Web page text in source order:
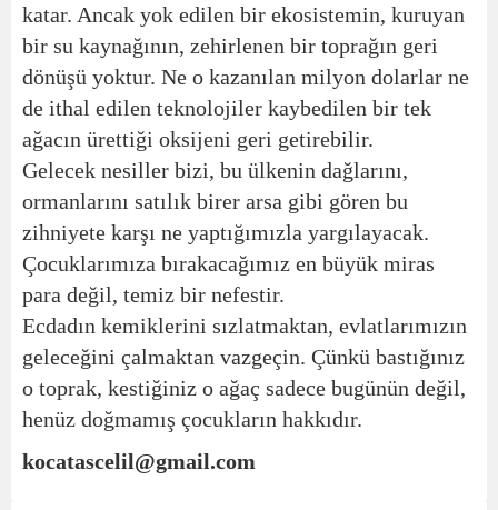
katar. Ancak yok edilen bir ekosistemin, kuruyan
bir su kaynağının, zehirlenen bir toprağın geri
dönüşü yoktur. Ne o kazanılan milyon dolarlar ne
de ithal edilen teknolojiler kaybedilen bir tek
ağacın ürettiği oksijeni geri getirebilir.
Gelecek nesiller bizi, bu ülkenin dağlarını,
ormanlarını satılık birer arsa gibi gören bu
zihniyete karşı ne yaptığımızla yargılayacak.
Çocuklarımıza bırakacağımız en büyük miras
para değil, temiz bir nefestir.
Ecdadın kemiklerini sızlatmaktan, evlatlarımızın
geleceğini çalmaktan vazgeçin. Çünkü bastığınız
o toprak, kestiğiniz o ağaç sadece bugünün değil,
henüz doğmamış çocukların hakkıdır.
kocatascelil@gmail.com